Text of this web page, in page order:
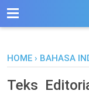
-->
HOME › BAHASA
Teks